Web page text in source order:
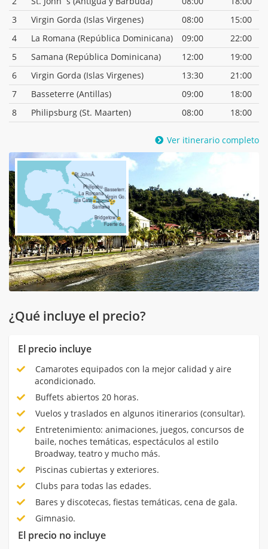
3
Virgin Gorda (Islas Virgenes) 08:00
15:00
4
La Romana (República Dominicana) 09:00
22:00
5
Samana (República Dominicana) 12:00
19:00
6
Virgin Gorda (Islas Virgenes) 13:30
21:00
7
Basseterre (Antillas) 09:00
18:00
8
Philipsburg (St. Maarten) 08:00 18:00
Ver itinerario completo
¿Qué incluye el precio?
El precio incluye
Camarotes equipados con la mejor calidad y aire
acondicionado.
Buffets abiertos 20 horas.
Vuelos y traslados en algunos itinerarios (consultar).
Entretenimiento: animaciones, juegos, concursos de
baile, noches temáticas, espectáculos al estilo
Broadway, teatro y mucho más.
Piscinas cubiertas y exteriores.
Clubs para todas las edades.
Bares y discotecas, fiestas temáticas, cena de gala.
Gimnasio.
El precio no incluye